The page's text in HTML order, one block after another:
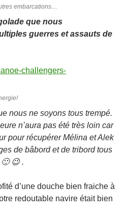
embarcations…
que nous
guerres et assauts de
nous ne soyons tous trempé.
n’aura pas été très loin car
pour récupérer Mélina et Alek
de bâbord et de tribord tous
😉 .
d’une douche bien fraiche à
redoutable navire était bien